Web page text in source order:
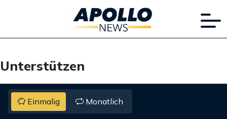
Unterstützen
Einmalig Monatlich